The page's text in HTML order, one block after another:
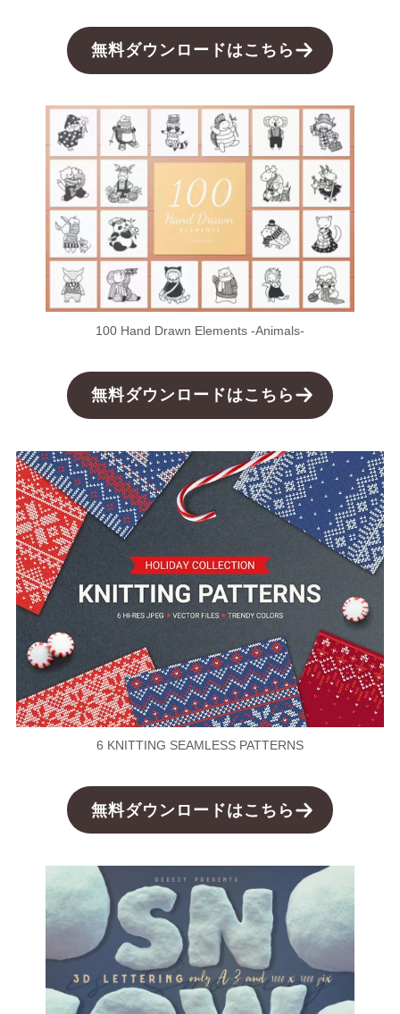
無料ダウンロードはこちら
100 Hand Drawn Elements -Animals-
無料ダウンロードはこちら
6 KNITTING SEAMLESS PATTERNS
無料ダウンロードはこちら